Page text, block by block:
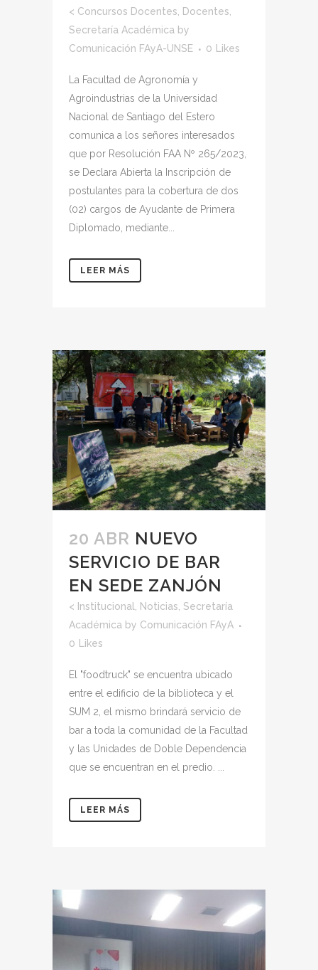
< Concursos Docentes Docentes
Secretaría Académica by
Comunicación FAyA-UNSE
0 Likes
La Facultad de Agronomía y
Agroindustrias de la Universidad
Nacional de Santiago del Estero
comunica a los señores interesados
que por Resolución FAA Nº 265/2023,
se Declara Abierta la Inscripción de
postulantes para la cobertura de dos
(02) cargos de Ayudante de Primera
Diplomado, mediante...
LEER MÁS
20 ABR NUEVO
SERVICIO DE BAR
EN SEDE ZANJÓN
< Institucional Noticias Secretaría
Académica by Comunicación FAyA
0
Likes
El "foodtruck" se encuentra ubicado
entre el edificio de la biblioteca y el
SUM 2, el mismo brindará servicio de
bar a toda la comunidad de la Facultad
y las Unidades de Doble Dependencia
que se encuentran en el predio. ...
LEER MÁS